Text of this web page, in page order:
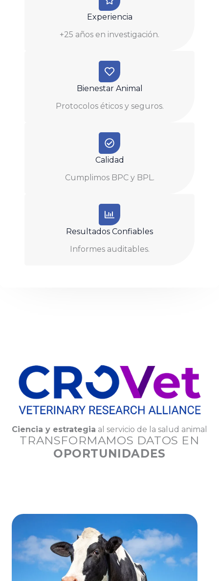
Experiencia
+25 años en investigación.
Bienestar Animal
Protocolos éticos y seguros.
Calidad
Cumplimos BPC y BPL.
Resultados Confiables
Informes auditables.
Ciencia y estrategia al servicio de la salud animal
TRANSFORMAMOS DATOS EN
OPORTUNIDADES